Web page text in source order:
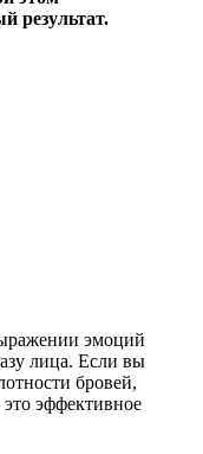
результат.
эмоций
лица. Если вы
бровей,
это эффективное